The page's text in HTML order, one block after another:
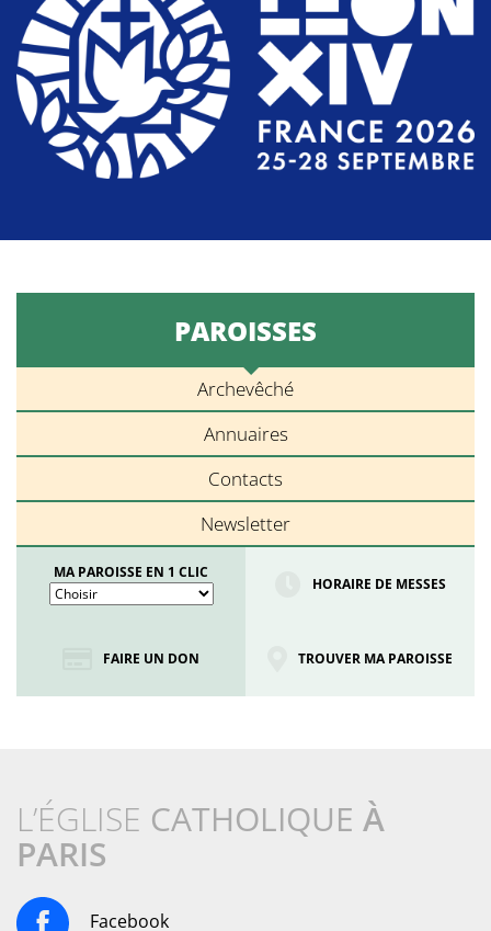
PAROISSES
Archevêché
Annuaires
Contacts
Newsletter
MA PAROISSE EN 1 CLIC
HORAIRE DE MESSES
FAIRE UN DON TROUVER MA PAROISSE
L’ÉGLISE CATHOLIQUE À
PARIS
Facebook